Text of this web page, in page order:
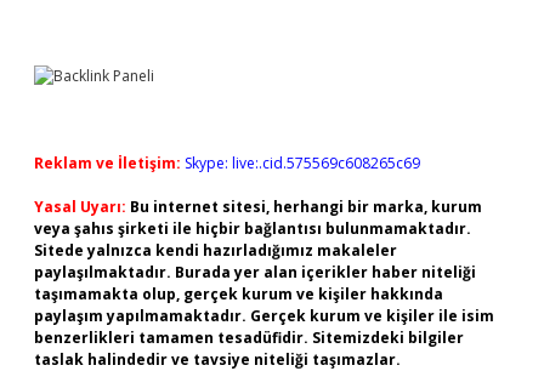
Reklam ve İletişim: Skype: live:.cid.575569c608265c69
Yasal Uyarı: Bu internet sitesi, herhangi bir marka, kurum
veya şahıs şirketi ile hiçbir bağlantısı bulunmamaktadır.
Sitede yalnızca kendi hazırladığımız makaleler
paylaşılmaktadır. Burada yer alan içerikler haber niteliği
taşımamakta olup, gerçek kurum ve kişiler hakkında
paylaşım yapılmamaktadır. Gerçek kurum ve kişiler ile isim
benzerlikleri tamamen tesadüfidir. Sitemizdeki bilgiler
taslak halindedir ve tavsiye niteliği taşımazlar.